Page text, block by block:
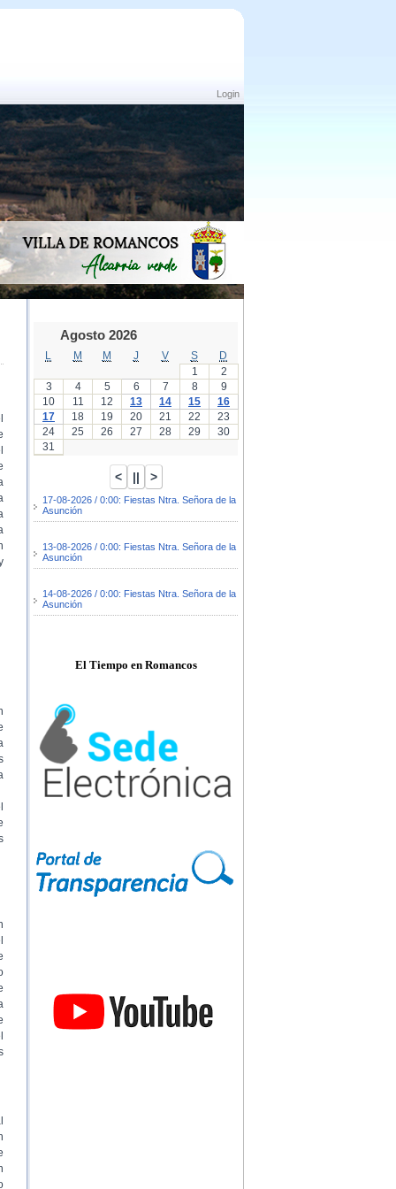
Login
Agosto 2026
M M J V S
D
1
2
3
4 5 6 7 8
9
10
11 12 13 14 15
16
17
18 19 20 21 22
23
24
25 26 27 28 29
30
31
17-08-2026 / 0:00: Fiestas Ntra. Señora de la
Asunción
13-08-2026 / 0:00: Fiestas Ntra. Señora de la
Asunción
14-08-2026 / 0:00: Fiestas Ntra. Señora de la
Asunción
El Tiempo en Romancos